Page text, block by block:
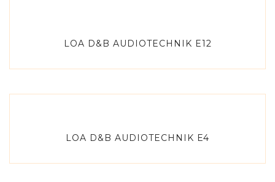
LOA D&B AUDIOTECHNIK E12
LOA D&B AUDIOTECHNIK E4